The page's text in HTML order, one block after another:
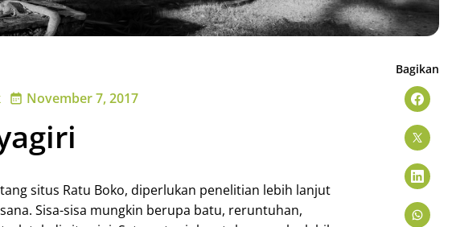
November 7, 2017
situs Ratu Boko, diperlukan penelitian lebih lanjut
Sisa-sisa mungkin berupa batu, reruntuhan,
Bagikan